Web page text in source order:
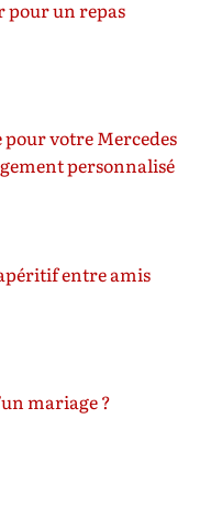
pour un repas
pour votre Mercedes
personnalisé
entre amis
mariage ?